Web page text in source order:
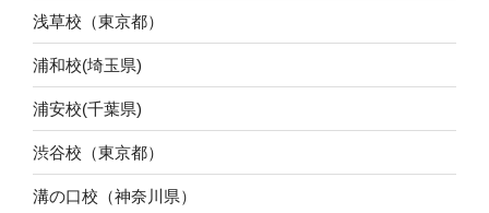
浅草校（東京都）
浦和校(埼玉県)
浦安校(千葉県)
渋谷校（東京都）
溝の口校（神奈川県）